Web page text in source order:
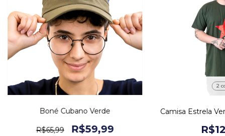
Boné Cubano Verde
R$65,99 R$59,99
2
Camisa Estrela